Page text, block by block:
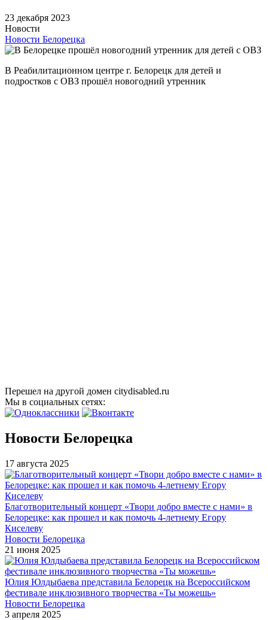
23 декабря 2023
Новости
Новости Белорецка
В Реабилитационном центре г. Белорецк для детей и
подростков с ОВЗ прошёл новогодний утренник
Перешел на другой домен citydisabled.ru
Мы в социальных сетях:
Новости Белорецка
17 августа 2025
Благотворительный концерт «Твори добро вместе с нами» в
Белорецке: как прошел и как помочь 4-летнему Егору
Киселеву
Новости Белорецка
21 июня 2025
Юлия Юлдыбаева представила Белорецк на Всероссийском
фестивале инклюзивного творчества «Ты можешь»
Новости Белорецка
3 апреля 2025